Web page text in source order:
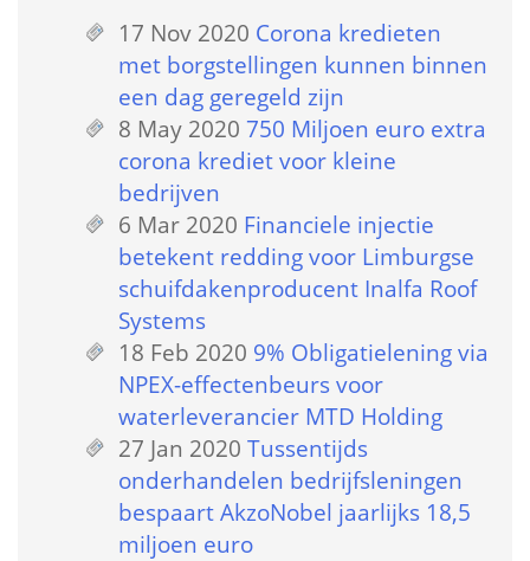
17 Nov 2020 Corona kredieten
met borgstellingen kunnen binnen
een dag geregeld zijn
8 May 2020 750 Miljoen euro extra
corona krediet voor kleine
bedrijven
6 Mar 2020 Financiele injectie
betekent redding voor Limburgse
schuifdakenproducent Inalfa Roof
Systems
18 Feb 2020 9% Obligatielening via
NPEX-effectenbeurs voor
waterleverancier MTD Holding
27 Jan 2020 Tussentijds
onderhandelen bedrijfsleningen
bespaart AkzoNobel jaarlijks 18,5
miljoen euro